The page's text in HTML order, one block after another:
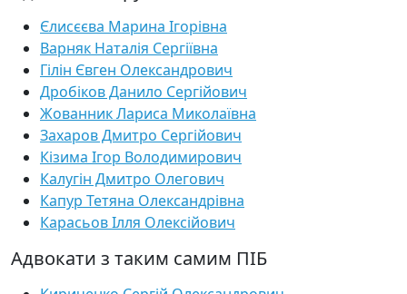
Єлисєєва Марина Ігорівна
Варняк Наталія Сергіївна
Гілін Євген Олександрович
Дробіков Данило Сергійович
Жованник Лариса Миколаївна
Захаров Дмитро Сергійович
Кізима Ігор Володимирович
Калугін Дмитро Олегович
Капур Тетяна Олександрівна
Карасьов Ілля Олексійович
Адвокати з таким самим ПІБ